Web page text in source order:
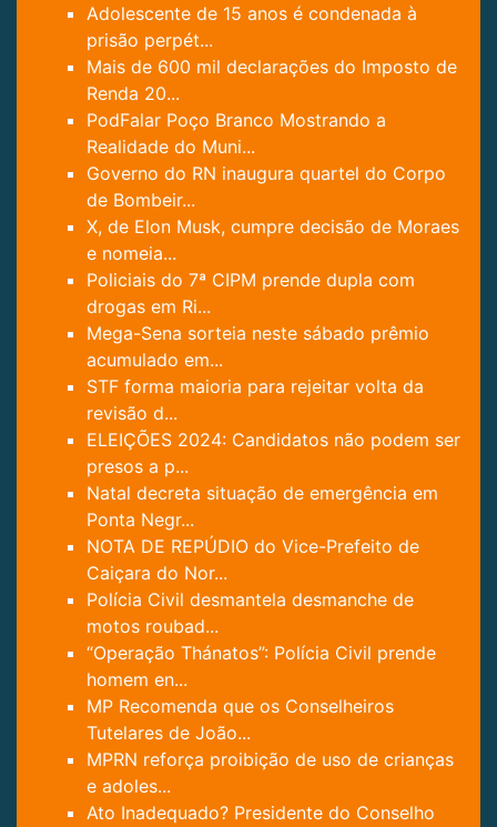
Adolescente de 15 anos é condenada à
prisão perpét...
Mais de 600 mil declarações do Imposto de
Renda 20...
PodFalar Poço Branco Mostrando a
Realidade do Muni...
Governo do RN inaugura quartel do Corpo
de Bombeir...
X, de Elon Musk, cumpre decisão de Moraes
e nomeia...
Policiais do 7ª CIPM prende dupla com
drogas em Ri...
Mega-Sena sorteia neste sábado prêmio
acumulado em...
STF forma maioria para rejeitar volta da
revisão d...
ELEIÇÕES 2024: Candidatos não podem ser
presos a p...
Natal decreta situação de emergência em
Ponta Negr...
NOTA DE REPÚDIO do Vice-Prefeito de
Caiçara do Nor...
Polícia Civil desmantela desmanche de
motos roubad...
“Operação Thánatos”: Polícia Civil prende
homem en...
MP Recomenda que os Conselheiros
Tutelares de João...
MPRN reforça proibição de uso de crianças
e adoles...
Ato Inadequado? Presidente do Conselho